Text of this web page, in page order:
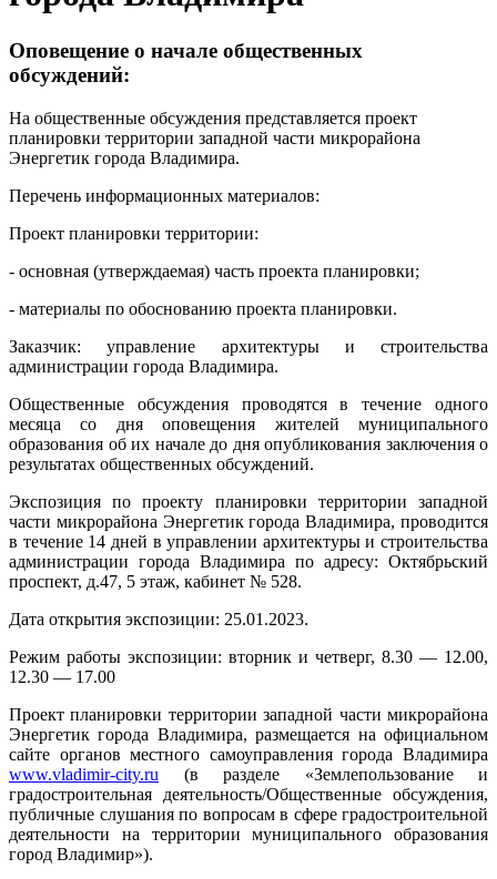
Оповещение о начале общественных
обсуждений:
На общественные обсуждения представляется проект
планировки территории западной части микрорайона
Энергетик города Владимира.
Перечень информационных материалов:
Проект планировки территории:
- основная (утверждаемая) часть проекта планировки;
- материалы по обоснованию проекта планировки.
Заказчик: управление архитектуры и строительства
администрации города Владимира.
Общественные обсуждения проводятся в течение одного
месяца со дня оповещения жителей муниципального
образования об их начале до дня опубликования заключения о
результатах общественных обсуждений.
Экспозиция по проекту планировки территории западной
части микрорайона Энергетик города Владимира, проводится
в течение 14 дней в управлении архитектуры и строительства
администрации города Владимира по адресу: Октябрьский
проспект, д.47, 5 этаж, кабинет № 528.
Дата открытия экспозиции: 25.01.2023.
Режим работы экспозиции: вторник и четверг, 8.30 — 12.00,
12.30 — 17.00
Проект планировки территории западной части микрорайона
Энергетик города Владимира, размещается на официальном
сайте органов местного самоуправления города Владимира
www.vladimir-city.ru (в разделе «Землепользование и
градостроительная деятельность/Общественные обсуждения,
публичные слушания по вопросам в сфере градостроительной
деятельности на территории муниципального образования
город Владимир»).